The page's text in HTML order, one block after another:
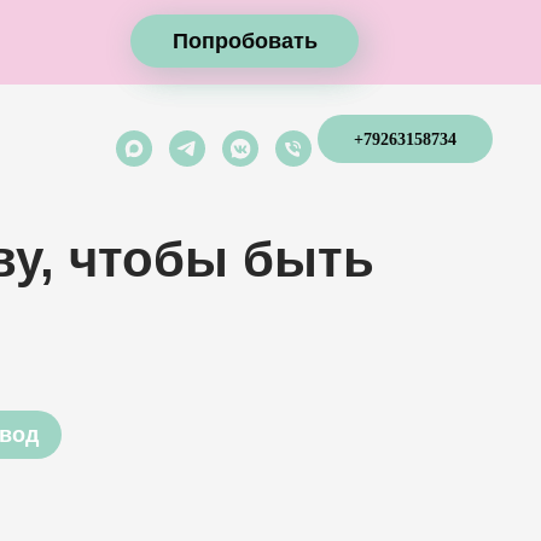
Попробовать
Попробовать
+79263158734
чтобы быть